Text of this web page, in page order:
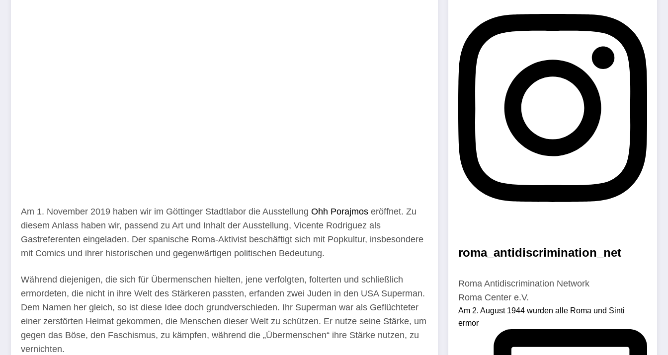
Am 1. November 2019 haben wir im Göttinger Stadtlabor die Ausstellung Ohh Porajmos eröffnet. Zu
diesem Anlass haben wir, passend zu Art und Inhalt der Ausstellung, Vicente Rodriguez als
Gastreferenten eingeladen. Der spanische Roma-Aktivist beschäftigt sich mit Popkultur, insbesondere
mit Comics und ihrer historischen und gegenwärtigen politischen Bedeutung.
Während diejenigen, die sich für Übermenschen hielten, jene verfolgten, folterten und schließlich
ermordeten, die nicht in ihre Welt des Stärkeren passten, erfanden zwei Juden in den USA Superman.
Dem Namen her gleich, so ist diese Idee doch grundverschieden. Ihr Superman war als Geflüchteter
einer zerstörten Heimat gekommen, die Menschen dieser Welt zu schützen. Er nutze seine Stärke, um
gegen das Böse, den Faschismus, zu kämpfen, während die „Übermenschen“ ihre Stärke nutzen, zu
vernichten.
roma_antidiscrimination_net
Roma Antidiscrimination Network
Roma Center e.V.
Am 2. August 1944 wurden alle Roma und Sinti
ermor